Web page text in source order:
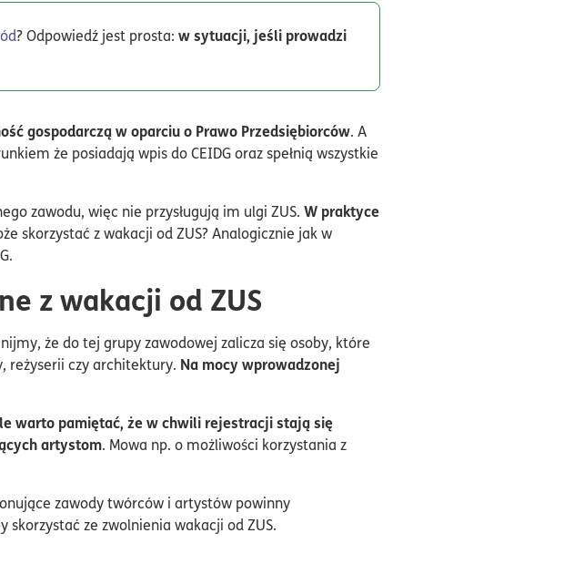
? Odpowiedź jest prosta: w sytuacji, jeśli prowadzi
gospodarczą w oparciu o Prawo Przedsiębiorców. A
że posiadają wpis do CEIDG oraz spełnią wszystkie
zawodu, więc nie przysługują im ulgi ZUS. W praktyce
skorzystać z wakacji od ZUS? Analogicznie jak w
z wakacji od ZUS
że do tej grupy zawodowej zalicza się osoby, które
reżyserii czy architektury. Na mocy wprowadzonej
warto pamiętać, że w chwili rejestracji stają się
artystom. Mowa np. o możliwości korzystania z
zawody twórców i artystów powinny
ze zwolnienia wakacji od ZUS.